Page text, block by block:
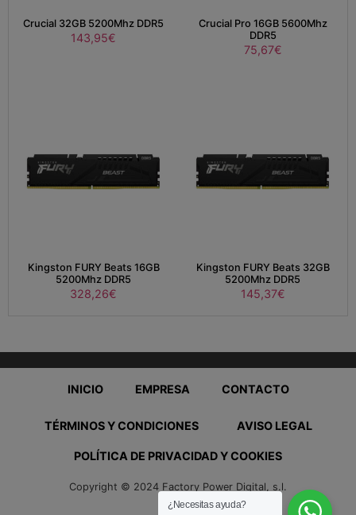
Crucial 32GB 5200Mhz DDR5
143,95€
Crucial Pro 16GB 5600Mhz
DDR5
75,67€
Kingston FURY Beats 16GB
5200Mhz DDR5
328,26€
Kingston FURY Beats 32GB
5200Mhz DDR5
145,37€
INICIO EMPRESA CONTACTO
TÉRMINOS Y CONDICIONES AVISO LEGAL
POLÍTICA DE PRIVACIDAD Y COOKIES
Copyright © 2024 Factory Power Digital, s.l.
¿Necesitas ayuda?